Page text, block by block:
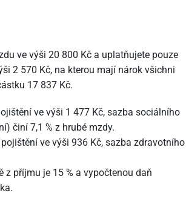
ve výši 20 800 Kč a uplatňujete pouze
2 570 Kč, na kterou mají nárok všichni
17 837 Kč.
ve výši 1 477 Kč, sazba sociálního
činí 7,1 % z hrubé mzdy.
ve výši 936 Kč, sazba zdravotního
z příjmu je 15 % a vypočtenou daň